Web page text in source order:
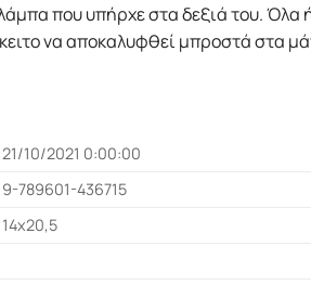
που υπήρχε στα δεξιά του. Όλα
να αποκαλυφθεί µπροστά στα
21/10/2021 0:00:00
9-789601-436715
14x20,5